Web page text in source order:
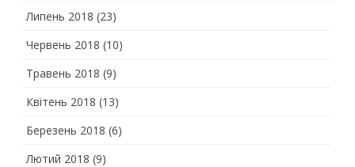
Липень 2018 (23)
Червень 2018 (10)
Травень 2018 (9)
Квітень 2018 (13)
Березень 2018 (6)
Лютий 2018 (9)